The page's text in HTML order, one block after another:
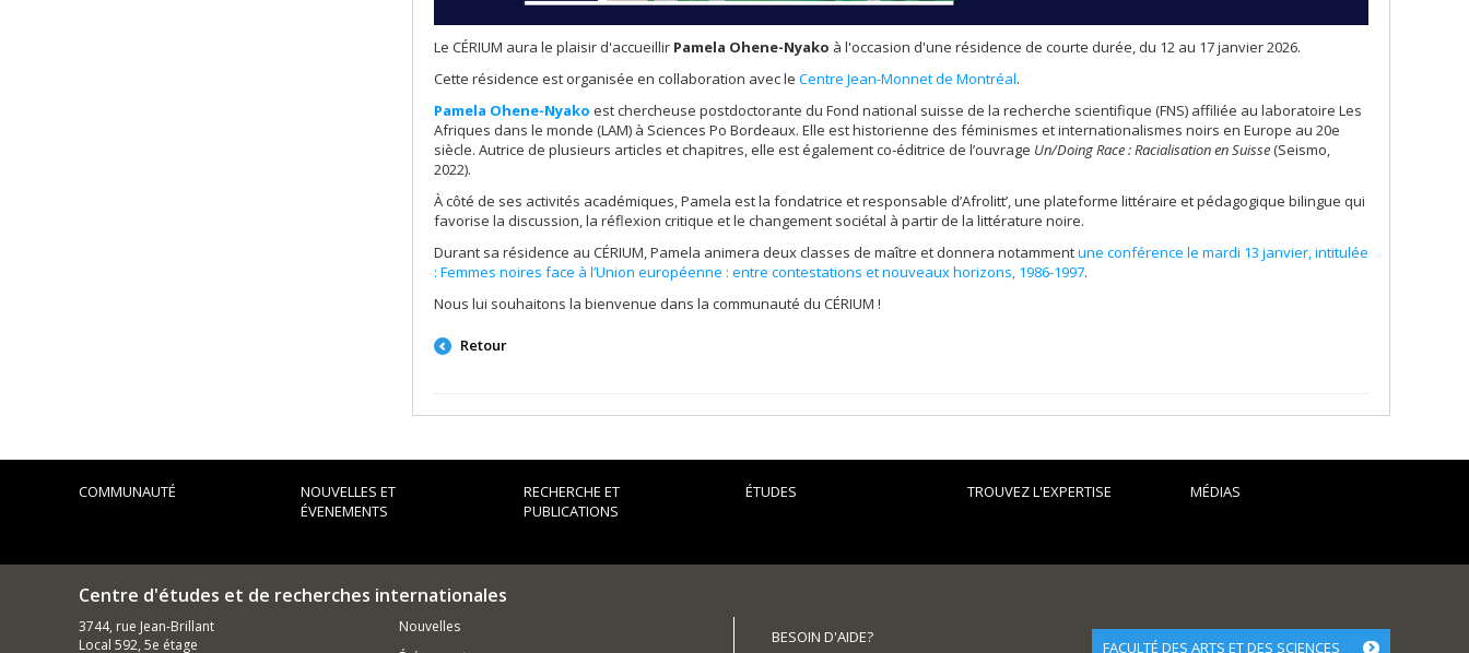
Le CÉRIUM aura le plaisir d'accueillir Pamela Ohene-Nyako à l'occasion d'une résidence de courte durée, du 12 au 17 janvier 2026.
Cette résidence est organisée en collaboration avec le Centre Jean-Monnet de Montréal.
Pamela Ohene-Nyako est chercheuse postdoctorante du Fond national suisse de la recherche scientifique (FNS) affiliée au laboratoire Les
Afriques dans le monde (LAM) à Sciences Po Bordeaux. Elle est historienne des féminismes et internationalismes noirs en Europe au 20e
siècle. Autrice de plusieurs articles et chapitres, elle est également co-éditrice de l’ouvrage Un/Doing Race : Racialisation en Suisse(Seismo,
2022).
À côté de ses activités académiques, Pamela est la fondatrice et responsable d’Afrolitt’, une plateforme littéraire et pédagogique bilingue qui
favorise la discussion, la réflexion critique et le changement sociétal à partir de la littérature noire.
Durant sa résidence au CÉRIUM, Pamela animera deux classes de maître et donnera notammentune conférence le mardi 13 janvier, intitulée
: Femmes noires face à l’Union européenne : entre contestations et nouveaux horizons, 1986-1997.
Nous lui souhaitons la bienvenue dans la communauté du CÉRIUM !
Retour
COMMUNAUTÉ
NOUVELLES ET
ÉVENEMENTS
RECHERCHE ET
PUBLICATIONS
ÉTUDES TROUVEZ L'EXPERTISE MÉDIAS
Centre d'études et de recherches internationales
3744, rue Jean-Brillant
Local 592, 5e étage
Nouvelles
BESOIN D'AIDE?
FACULTÉ DES ARTS ET DES SCIENCES